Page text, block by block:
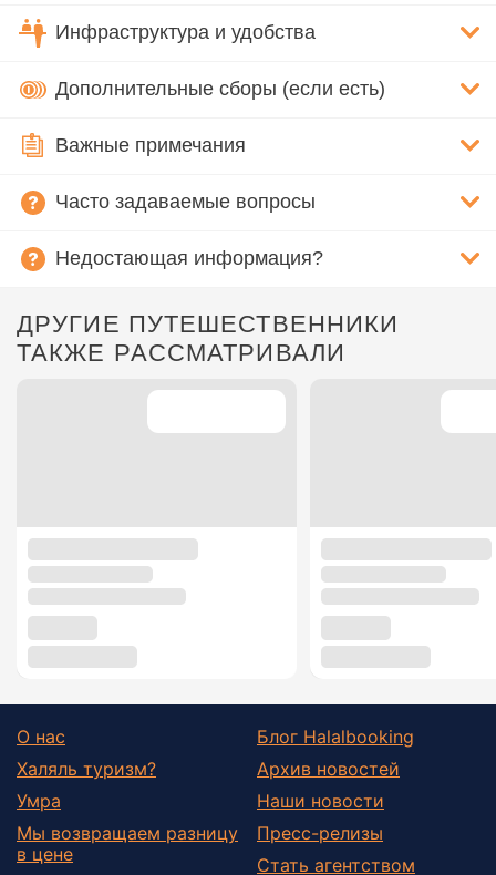
Инфраструктура и удобства
Дополнительные сборы (если есть)
Важные примечания
Часто задаваемые вопросы
Недостающая информация?
ДРУГИЕ ПУТЕШЕСТВЕННИКИ
ТАКЖЕ РАССМАТРИВАЛИ
О нас
Халяль туризм?
Умра
Мы возвращаем разницу
в цене
Блог Halalbooking
Архив новостей
Наши новости
Пресс-релизы
Стать агентством